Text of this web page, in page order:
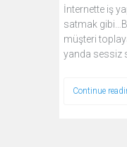
İnternette iş
satmak
müşteri
yanda sessiz
Continue